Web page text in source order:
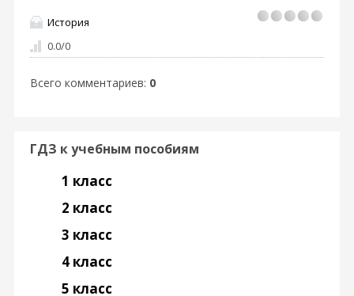
История
0.0/0
Всего комментариев: 0
ГДЗ к учебным пособиям
1 класс
2 класс
3 класс
4 класс
5 класс